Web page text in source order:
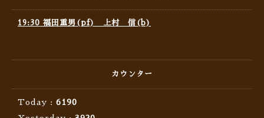
19:30 福田重男(pf) 上村 信(b)
カウンター
Today : 6190